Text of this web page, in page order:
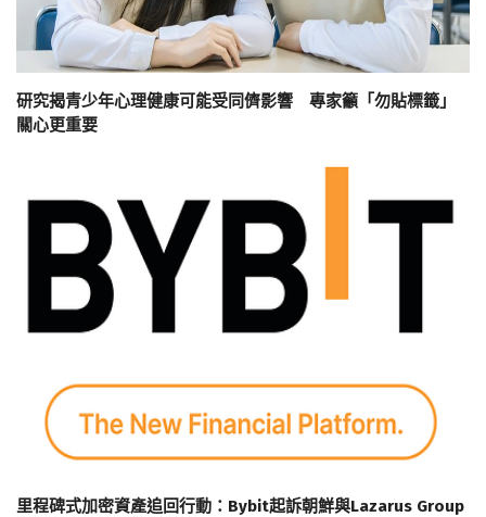
研究揭青少年心理健康可能受同儕影響 專家籲「勿貼標籤」
關心更重要
里程碑式加密資產追回行動：Bybit起訴朝鮮與Lazarus Group